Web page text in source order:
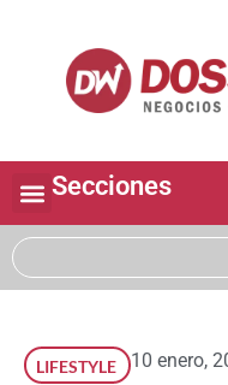
Secciones
LIFESTYLE 10 enero,